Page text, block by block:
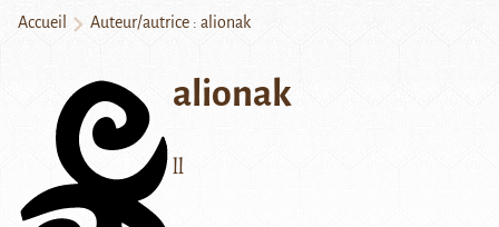
Accueil Auteur/autrice : alionak
alionak
ll